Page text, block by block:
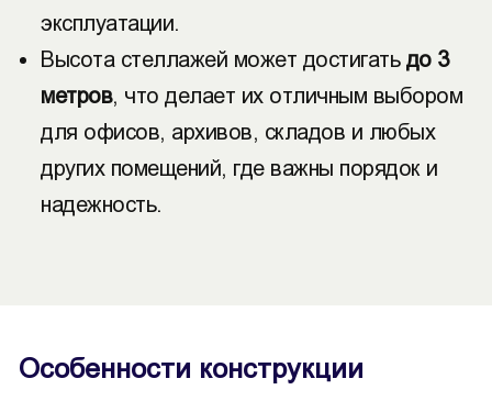
эксплуатации.
Высота стеллажей может достигать до 3
метров, что делает их отличным выбором
для офисов, архивов, складов и любых
других помещений, где важны порядок и
надежность.
Особенности конструкции